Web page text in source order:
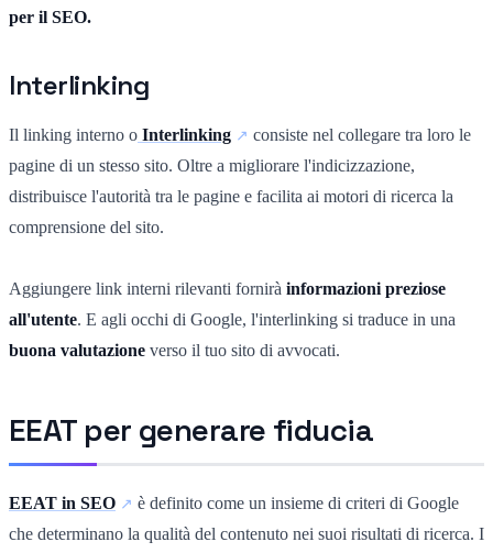
per il SEO.
Interlinking
Il linking interno o Interlinking
consiste nel collegare tra loro le
pagine di un stesso sito. Oltre a migliorare l'indicizzazione,
distribuisce l'autorità tra le pagine e facilita ai motori di ricerca la
comprensione del sito.
Aggiungere link interni rilevanti fornirà informazioni preziose
all'utente. E agli occhi di Google, l'interlinking si traduce in una
buona valutazione verso il tuo sito di avvocati.
EEAT per generare fiducia
EEAT in SEO
è definito come un insieme di criteri di Google
che determinano la qualità del contenuto nei suoi risultati di ricerca. I